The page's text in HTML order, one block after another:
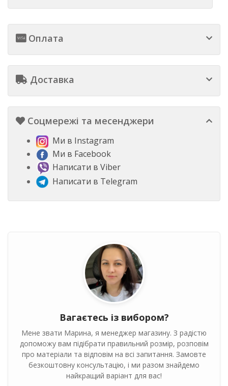
Оплата
Доставка
Соцмережі та месенджери
Ми в Instagram
Ми в Facebook
Написати в Viber
Написати в Telegram
Вагаєтесь із вибором?
Мене звати Марина, я менеджер магазину. З радістю
допоможу вам підібрати правильний розмір, розповім
про матеріали та відповім на всі запитання. Замовте
безкоштовну консультацію, і ми разом знайдемо
найкращий варіант для вас!